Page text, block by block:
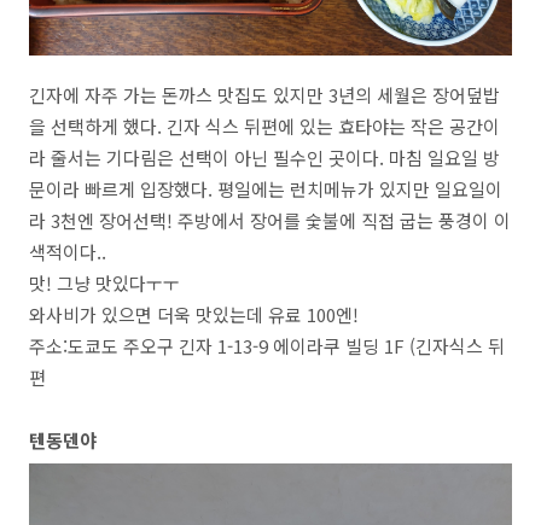
긴자에 자주 가는 돈까스 맛집도 있지만 3년의 세월은 장어덮밥
을 선택하게 했다. 긴자 식스 뒤편에 있는 효타야는 작은 공간이
라 줄서는 기다림은 선택이 아닌 필수인 곳이다. 마침 일요일 방
문이라 빠르게 입장했다. 평일에는 런치메뉴가 있지만 일요일이
라3천엔 장어선택! 주방에서 장어를 숯불에 직접 굽는 풍경이 이
색적이다..
맛! 그냥 맛있다ㅜㅜ
와사비가 있으면 더욱 맛있는데 유료 100엔!
주소:도쿄도 주오구 긴자 1-13-9 에이라쿠 빌딩 1F (긴자식스 뒤
편
텐동덴야